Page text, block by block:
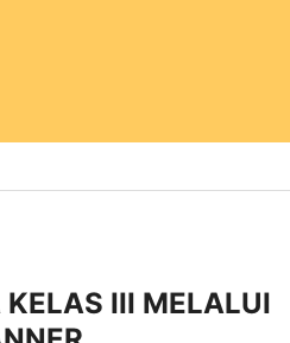
III MELALUI